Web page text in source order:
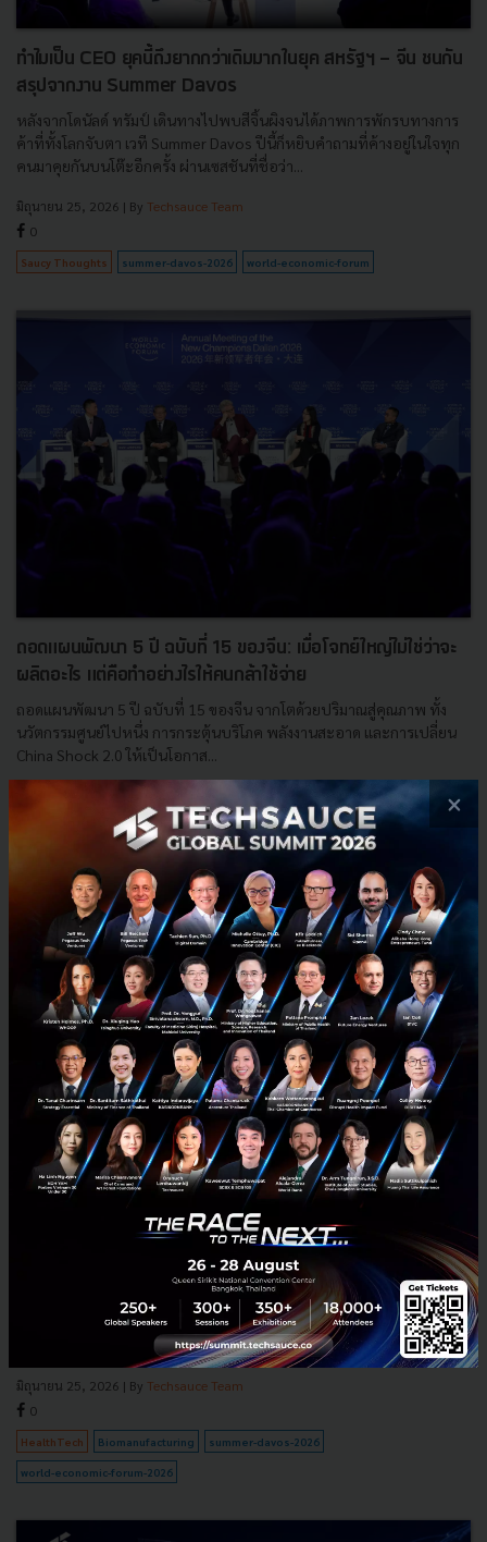
ทำไมเป็น CEO ยุคนี้ถึงยากกว่าเดิมมากในยุค สหรัฐฯ - จีน ชนกัน
สรุปจากงาน Summer Davos
หลังจากโดนัลด์ ทรัมป์ เดินทางไปพบสีจิ้นผิงจนได้ภาพการพักรบทางการ
ค้าที่ทั้งโลกจับตา เวที Summer Davos ปีนี้ก็หยิบคำถามที่ค้างอยู่ในใจทุก
คนมาคุยกันบนโต๊ะอีกครั้ง ผ่านเซสชันที่ชื่อว่า...
มิถุนายน 25, 2026 | By Techsauce Team
0
Saucy Thoughts summer-davos-2026 world-economic-forum
ถอดแผนพัฒนา 5 ปี ฉบับที่ 15 ของจีน: เมื่อโจทย์ใหญ่ไม่ใช่ว่าจะ
ผลิตอะไร แต่คือทำอย่างไรให้คนกล้าใช้จ่าย
ถอดแผนพัฒนา 5 ปี ฉบับที่ 15 ของจีน จากโตด้วยปริมาณสู่คุณภาพ ทั้ง
นวัตกรรมศูนย์ไปหนึ่ง การกระตุ้นบริโภค พลังงานสะอาด และการเปลี่ยน
China Shock 2.0 ให้เป็นโอกาส...
| By
Innovation Geopolitics Clean Energy
สรุปเทรนด์ Biomanufacturing เศรษฐกิจยุคใหม่ที่จีนครอง
ทำความรู้จัก Biomanufacturing (การผลิตทางชีวภาพ) การปฏิวัติ
อุตสาหกรรมด้วยจุลินทรีย์และ AI ที่จะมาแทนที่ปิโตรเคมี เจาะลึกเมกะเท
รนด์แห่งอนาคตที่ธุรกิจต้องรู้...
มิถุนายน 25, 2026 | By Techsauce Team
0
HealthTech Biomanufacturing summer-davos-2026
world-economic-forum-2026
×